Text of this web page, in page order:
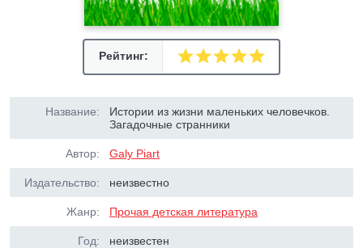
Рейтинг:
Название:
Истории из жизни маленьких человечков.
Загадочные странники
Автор: Galy Piart
Издательство: неизвестно
Жанр: Прочая детская литература
Год: неизвестен